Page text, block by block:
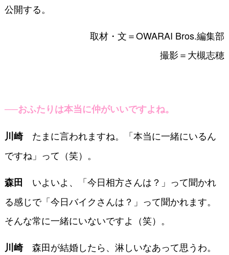
公開する。
取材・文＝OWARAI Bros.編集部
撮影＝大槻志穂
──おふたりは本当に仲がいいですよね。
川崎たまに言われますね。「本当に一緒にいるん
ですね」って（笑）。
森田 いよいよ、「今日相方さんは？」って聞かれ
る感じで「今日バイクさんは？」って聞かれます。
そんな常に一緒にいないですよ（笑）。
川崎森田が結婚したら、淋しいなあって思うわ。